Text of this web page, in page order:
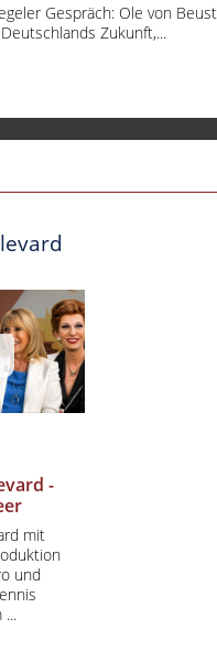
Gespräch: Ole von Beust
Zukunft,...
-
mit
und